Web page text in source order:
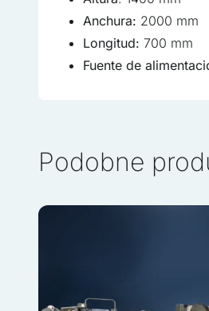
Anchura: 2000 mm
Longitud: 700 mm
Fuente de
Podobne